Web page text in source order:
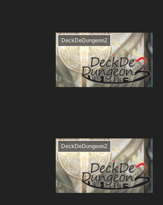
DeckDeDungeon2
DeckDeDungeon2